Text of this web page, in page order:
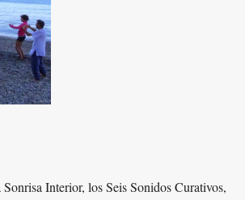
Interior, los Seis Sonidos Curativos,